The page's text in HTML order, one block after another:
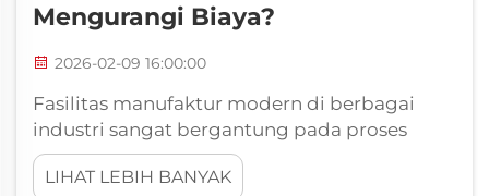
Mengurangi Biaya?
2026-02-09 16:00:00
Fasilitas manufaktur modern di berbagai
industri sangat bergantung pada proses
penyemprotan untuk mencapai aplikasi
pelapisan yang konsisten, perlakuan
LIHAT LEBIH BANYAK